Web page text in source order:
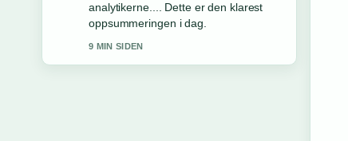
analytikerne.... Dette er den klarest
oppsummeringen i dag.
9 MIN SIDEN